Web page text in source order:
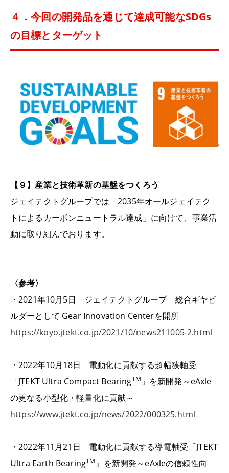
４．今回の開発品を通じて達成可能なSDGs
の目標とターゲット
【９】産業と技術革新の基盤をつくろう
ジェイテクトグループでは「2035年オールジェイテク
トによるカーボンニュートラル達成」に向けて、事業活
動に取り組んでおります。
〈参考〉
・2021年10月5日 ジェイテクトグループ 総合ギヤビ
ルダーとして Gear Innovation Centerを開所
https://koyo.jtekt.co.jp/2021/10/news211005-2.html
・2022年10月18日 電動化に貢献する超幅狭軸受
「JTEKT Ultra Compact BearingTM 」を新開発～eAxle
の更なる小型化・軽量化に貢献～
https://www.jtekt.co.jp/news/2022/000325.html
・2022年11 月21 日 電動化に貢献する導電軸受「JTEKT
Ultra Earth BearingTM 」を新開発～eAxleの信頼性向